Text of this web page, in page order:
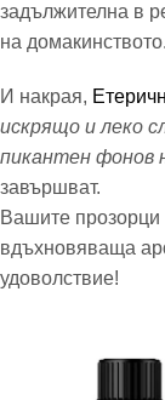
задължителна в
на домакинството.
И накрая,
искрящо и леко
пикантен фонов
завършват.
Вашите прозорци
вдъхновяваща
удоволствие!